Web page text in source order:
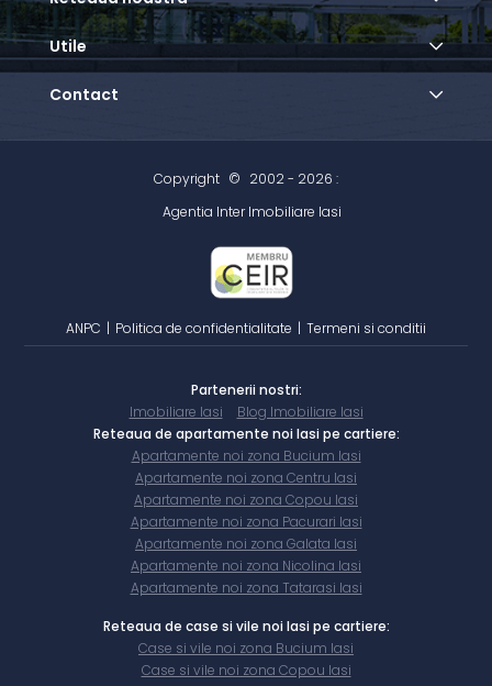
Utile
Contact
Copyright © 2002 - 2026 :
Agentia Inter Imobiliare Iasi
ANPC Politica de confidentialitate Termeni si conditii
Partenerii nostri:
Imobiliare Iasi
Blog Imobiliare Iasi
Reteaua de apartamente noi Iasi pe cartiere:
Apartamente noi zona Bucium Iasi
Apartamente noi zona Centru Iasi
Apartamente noi zona Copou Iasi
Apartamente noi zona Pacurari Iasi
Apartamente noi zona Galata Iasi
Apartamente noi zona Nicolina Iasi
Apartamente noi zona Tatarasi Iasi
Reteaua de case si vile noi Iasi pe cartiere:
Case si vile noi zona Bucium Iasi
Case si vile noi zona Copou Iasi